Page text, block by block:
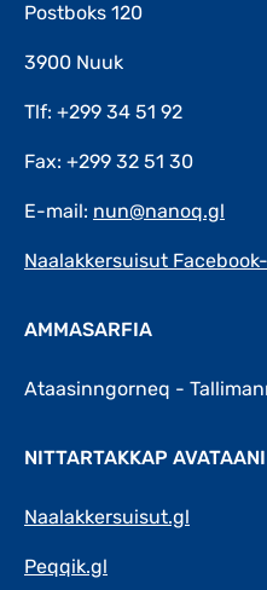
Postboks 120
3900 Nuuk
Tlf: +299 34 51 92
Fax: +299 32 51 30
E-mail: nun@nanoq.gl
Naalakkersuisut
AMMASARFIA
Ataasinngorneq -
NITTARTAKKAP
Naalakkersuisut.gl
Peqqik.gl